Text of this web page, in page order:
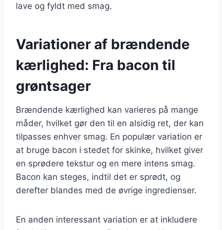
lave og fyldt med smag.
Variationer af brændende
kærlighed: Fra bacon til
grøntsager
Brændende kærlighed kan varieres på mange
måder, hvilket gør den til en alsidig ret, der kan
tilpasses enhver smag. En populær variation er
at bruge bacon i stedet for skinke, hvilket giver
en sprødere tekstur og en mere intens smag.
Bacon kan steges, indtil det er sprødt, og
derefter blandes med de øvrige ingredienser.
En anden interessant variation er at inkludere